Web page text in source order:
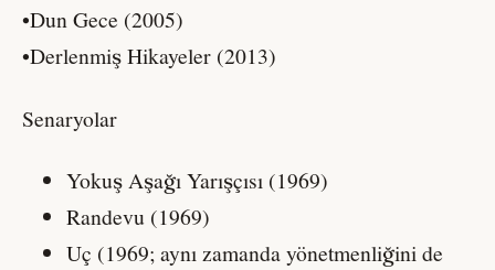
•Dun Gece (2005)
•Derlenmiş Hikayeler (2013)
Senaryolar
Yokuş Aşağı Yarışçısı (1969)
Randevu (1969)
Uç (1969; aynı zamanda yönetmenliğini de